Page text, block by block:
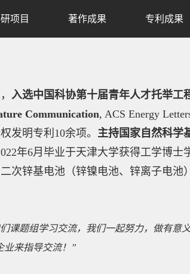
项目 著作成果 专利成果
入选中国科协第十届青年人才托举工
Communication, ACS Energy
发明专利10余项。 主持国家自然科学
年6月毕业于天津大学获得工学博士
次锌基电池（锌镍电池、锌离子电池
课题组学习交流，我们一起努力，做有意义
业来指导交流！”